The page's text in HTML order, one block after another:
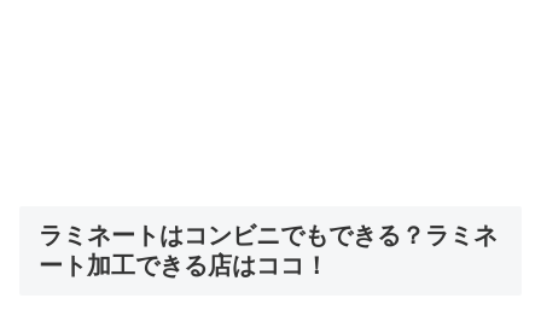
ラミネートはコンビニでもできる？ラミネ
ート加工できる店はココ！